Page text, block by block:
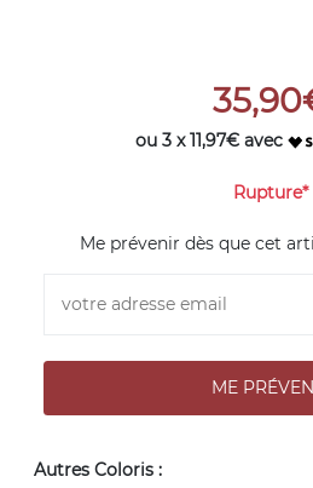
ou 3 x 11,97€ avec
Rupture*
Me prévenir dès que cet
Autres Coloris :